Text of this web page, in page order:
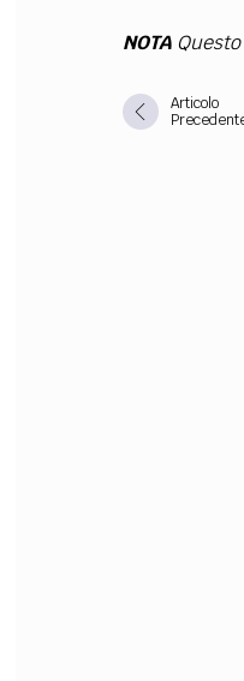
NOTA
Articolo